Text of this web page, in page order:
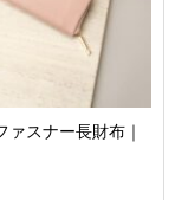
スナー長財布｜